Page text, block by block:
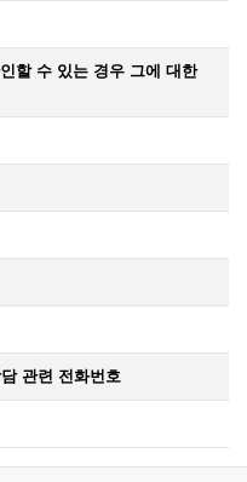
할 수 있는 경우 그에 대한
관련 전화번호